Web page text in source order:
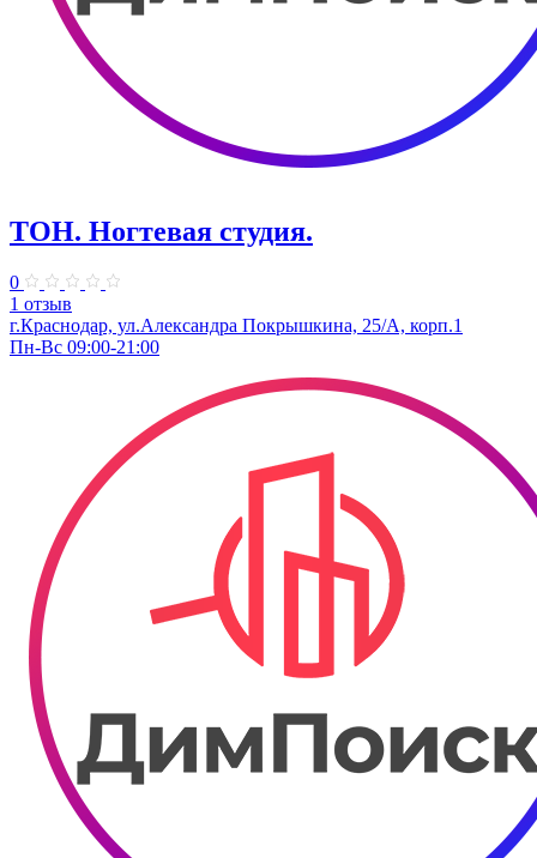
ТОН. Ногтевая студия.
0
1 отзыв
г.Краснодар, ул.Александра Покрышкина, 25/А, корп.1
Пн-Вс 09:00-21:00